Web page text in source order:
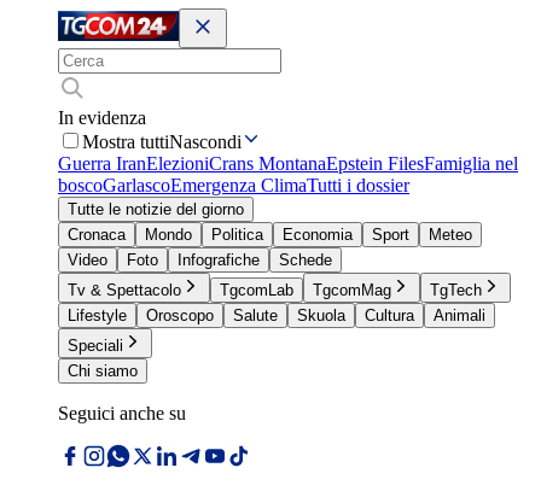
In evidenza
Mostra tuttiNascondi
Guerra IranElezioniCrans MontanaEpstein FilesFamiglia nel
boscoGarlascoEmergenza ClimaTutti i dossier
Tutte le notizie del giorno
Cronaca
Mondo Politica Economia Sport
Meteo
Video
Foto Infografiche
Schede
Tv & Spettacolo
TgcomLab TgcomMag
TgTech
Lifestyle
Oroscopo Salute Skuola Cultura
Animali
Speciali
Chi siamo
Seguici anche su